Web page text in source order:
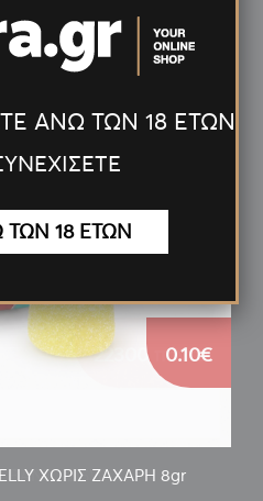
ΧΩΡΙΣ ΖΑΧΑΡΗ 8gr
0.10€
ΑΝΩ ΤΩΝ 18 ΕΤΩΝ
ΤΩΝ 18 ΕΤΩΝ